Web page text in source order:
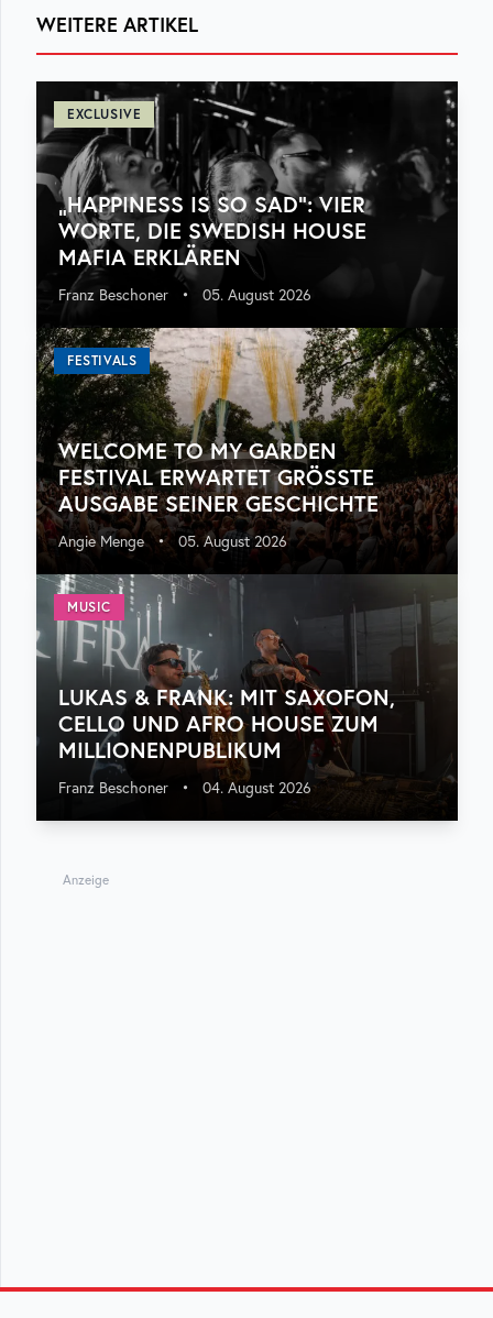
WEITERE ARTIKEL
EXCLUSIVE
„HAPPINESS IS SO SAD“: VIER
WORTE, DIE SWEDISH HOUSE
MAFIA ERKLÄREN
Franz Beschoner • 05. August 2026
FESTIVALS
WELCOME TO MY GARDEN
FESTIVAL ERWARTET GRÖSSTE A
USGABE SEINER GESCHICHTE
Angie Menge • 05. August 2026
MUSIC
LUKAS & FRANK: MIT SAXOFON,
CELLO UND AFRO HOUSE ZUM
MILLIONENPUBLIKUM
Franz Beschoner • 04. August 2026
Anzeige